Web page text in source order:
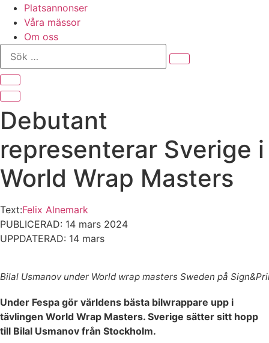
Platsannonser
Våra mässor
Om oss
Sök
Debutant
representerar Sverige i
World Wrap Masters
Text:Felix Alnemark
PUBLICERAD: 14 mars 2024
UPPDATERAD: 14 mars
Bilal Usmanov under World wrap masters Sweden på
Under Fespa gör världens bästa bilwrappare upp i
tävlingen World Wrap Masters. Sverige sätter sitt hopp
till Bilal Usmanov från Stockholm.